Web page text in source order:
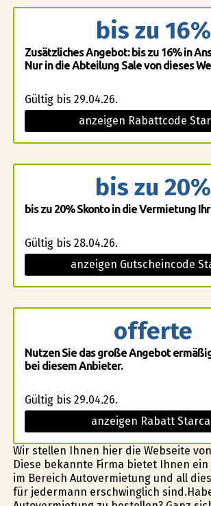
bis zu 16%
Zusätzliches Angebot: bis zu 16% in
Nur in die Abteilung Sale von dieses
Gültig bis 29.04.26.
anzeigen Rabattcode
bis zu 20%
bis zu 20% Skonto in die Vermietung
Gültig bis 28.04.26.
anzeigen Gutscheincode
offerte
Nutzen Sie das große Angebot
bei diesem Anbieter.
Gültig bis 29.04.26.
anzeigen Rabatt
Wir stellen Ihnen hier die Webseite
Diese bekannte Firma bietet Ihnen
im Bereich Autovermietung und all
für jedermann erschwinglich